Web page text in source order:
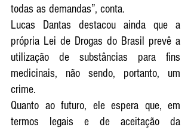
todas as demandas”, conta.
Lucas Dantas destacou ainda que a
própria Lei de Drogas do Brasil prevê a
utilização de substâncias para fins
medicinais, não sendo, portanto, um
crime.
Quanto ao futuro, ele espera que, em
termos legais e de aceitação da